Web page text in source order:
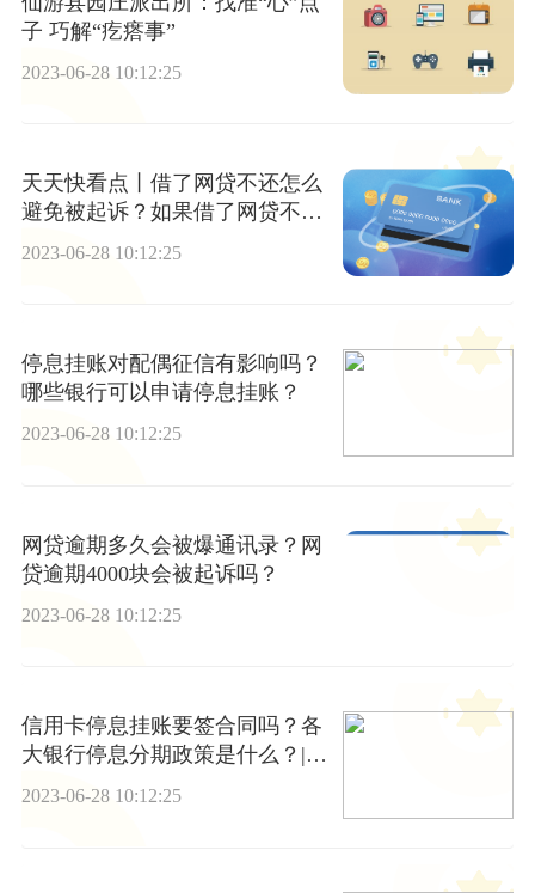
子 巧解“疙瘩事”
2023-06-28 10:12:25
天天快看点丨借了网贷不还怎么
避免被起诉？如果借了网贷不还
2023-06-28 10:12:25
停息挂账对配偶征信有影响吗？
哪些银行可以申请停息挂账？
2023-06-28 10:12:25
网贷逾期多久会被爆通讯录？网
贷逾期4000块会被起诉吗？
2023-06-28 10:12:25
信用卡停息挂账要签合同吗？各
大银行停息分期政策是什么？|今
日看点
2023-06-28 10:12:25